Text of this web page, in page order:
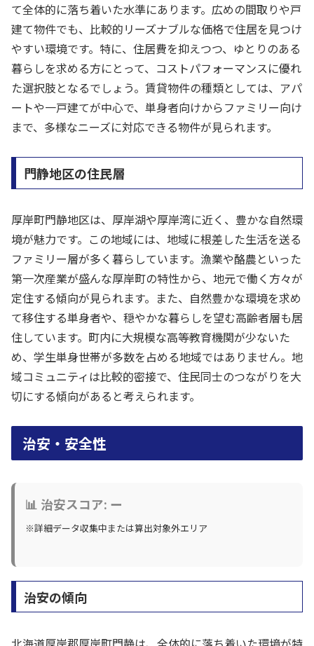
て全体的に落ち着いた水準にあります。広めの間取りや戸
建て物件でも、比較的リーズナブルな価格で住居を見つけ
やすい環境です。特に、住居費を抑えつつ、ゆとりのある
暮らしを求める方にとって、コストパフォーマンスに優れ
た選択肢となるでしょう。賃貸物件の種類としては、アパ
ートや一戸建てが中心で、単身者向けからファミリー向け
まで、多様なニーズに対応できる物件が見られます。
門静地区の住民層
厚岸町門静地区は、厚岸湖や厚岸湾に近く、豊かな自然環
境が魅力です。この地域には、地域に根差した生活を送る
ファミリー層が多く暮らしています。漁業や酪農といった
第一次産業が盛んな厚岸町の特性から、地元で働く方々が
定住する傾向が見られます。また、自然豊かな環境を求め
て移住する単身者や、穏やかな暮らしを望む高齢者層も居
住しています。町内に大規模な高等教育機関が少ないた
め、学生単身世帯が多数を占める地域ではありません。地
域コミュニティは比較的密接で、住民同士のつながりを大
切にする傾向があると考えられます。
治安・安全性
📊 治安スコア: ー
※詳細データ収集中または算出対象外エリア
治安の傾向